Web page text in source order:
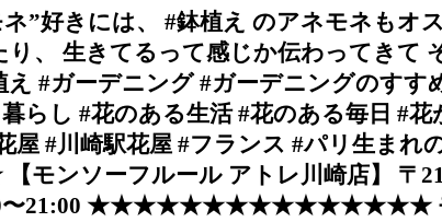
”好きには、 #鉢植え のアネモネもオ
、 生きてるって感じか伝わってきて
#ガーデニング #ガーデニングのす
らし #花のある生活 #花のある毎日 #
屋 #川崎駅花屋 #フランス #パリ生ま
フルール アトレ川崎店】 〒210-
〜21:00 ★★★★★★★★★★★★★★★ モ